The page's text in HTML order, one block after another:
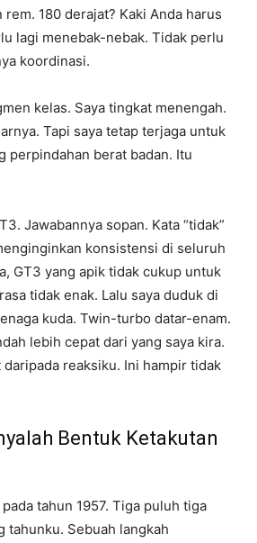
180 derajat? Kaki Anda harus
lagi menebak-nebak. Tidak perlu
koordinasi.
kelas. Saya tingkat menengah.
Tapi saya tetap terjaga untuk
perpindahan berat badan. Itu
Jawabannya sopan. Kata “tidak”
konsistensi di seluruh
GT3 yang apik tidak cukup untuk
tidak enak. Lalu saya duduk di
kuda. Twin-turbo datar-enam.
lebih cepat dari yang saya kira.
reaksiku. Ini hampir tidak
Bentuk Ketakutan
tahun 1957. Tiga puluh tiga
tahunku. Sebuah langkah